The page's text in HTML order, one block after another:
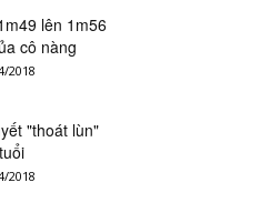
lên 1m56
cô nàng
2018
"thoát lùn"
2018